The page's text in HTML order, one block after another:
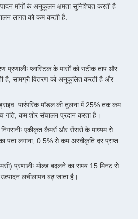
मांगों के अनुकूलन क्षमता सुनिश्चित करती है
लागत को कम करती है.
प्रणालीः प्लास्टिक के पार्सों को सटीक ताप और
है, सामग्री वितरण को अनुकूलित करती है और
पारंपरिक मॉडल की तुलना में 25% तक कम
गति, कम शोर संचालन प्रदान करता है।
एकीकृत कैमरों और सेंसरों के माध्यम से
पता लगाना, 0.5% से कम अस्वीकृति दर प्राप्त
प्रणालीः मोल्ड बदलने का समय 15 मिनट से
लचीलापन बढ़ जाता है।